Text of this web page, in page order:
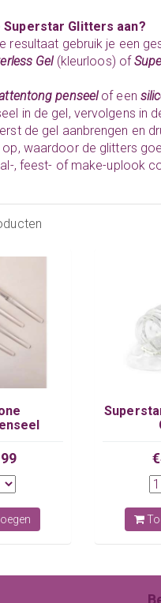
Superstar Glitters aan?
resultaat gebruik je een
Gel (kleurloos) of
penseel of een
in de gel, vervolgens in
de gel aanbrengen en
waardoor de glitters
, feest- of make-uplook